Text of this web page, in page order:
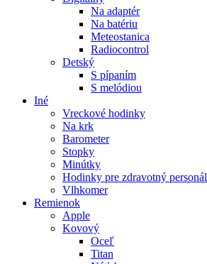
Na adaptér
Na batériu
Meteostanica
Radiocontrol
Detský
S pípaním
S melódiou
Iné
Vreckové hodinky
Na krk
Barometer
Stopky
Minútky
Hodinky pre zdravotný personál
Vlhkomer
Remienok
Apple
Kovový
Oceľ
Titan